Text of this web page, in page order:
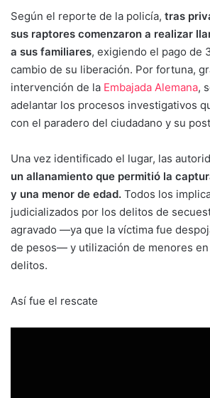
Según el reporte de la policía, tras
sus raptores comenzaron a realizar
a sus familiares, exigiendo el pago de
cambio de su liberación. Por fortuna,
intervención de la Embajada Alemana,
adelantar los procesos investigativos
con el paradero del ciudadano y su
Una vez identificado el lugar, las
un allanamiento que permitió la
y una menor de edad. Todos los
judicializados por los delitos de
agravado —ya que la víctima fue
de pesos— y utilización de menores
delitos.
Así fue el rescate